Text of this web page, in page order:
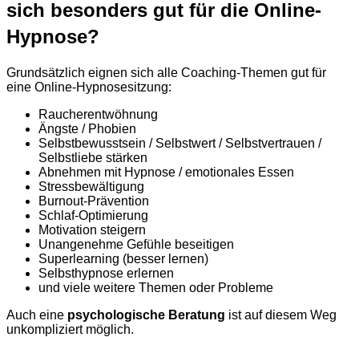
sich besonders gut für die Online-
Hypnose?
Grundsätzlich eignen sich alle Coaching-Themen gut für
eine Online-Hypnosesitzung:
Raucherentwöhnung
Ängste / Phobien
Selbstbewusstsein / Selbstwert / Selbstvertrauen /
Selbstliebe stärken
Abnehmen mit Hypnose / emotionales Essen
Stressbewältigung
Burnout-Prävention
Schlaf-Optimierung
Motivation steigern
Unangenehme Gefühle beseitigen
Superlearning (besser lernen)
Selbsthypnose erlernen
und viele weitere Themen oder Probleme
Auch eine psychologische Beratung ist auf diesem Weg
unkompliziert möglich.